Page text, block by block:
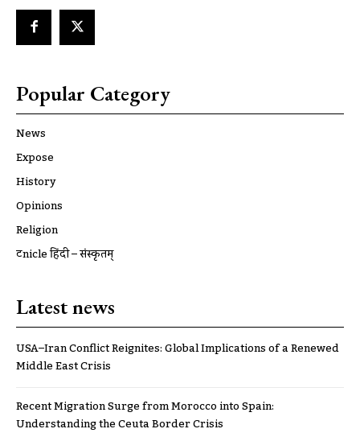
Popular Category
News
Expose
History
Opinions
Religion
ट्रूnicle हिंदी – संस्कृतम्
Latest news
USA–Iran Conflict Reignites: Global Implications of a Renewed
Middle East Crisis
Recent Migration Surge from Morocco into Spain:
Understanding the Ceuta Border Crisis